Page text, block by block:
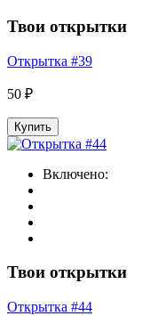
Твои открытки
Открытка #39
50 ₽
Купить
Включено:
Твои открытки
Открытка #44